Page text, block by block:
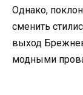
Однако,
сменить
выход
модными